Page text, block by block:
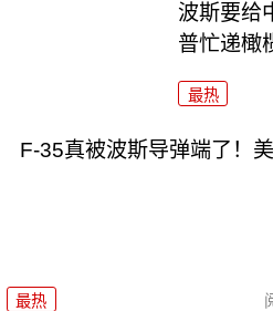
波斯要给
普忙递橄
最热
F-35真被波斯导弹端了！
最热